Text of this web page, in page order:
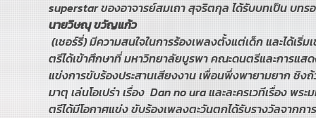
นายวิษณุ ขวัญแก้ว
ตรีได้เข้าศึกษาที่ มหาวิทยาลัยบูรพา คณะดนตรีและการแ
แข่งการขับร้องประสานเสียงงาน เพื่อนพึ่งพายามยาก ชิงถ้
มาตุ เล่นโอเปร่า เรื่อง  Dan no ura และละครเวทีเรื่อง
ตรีได้มีโอกาศแข่ง ขับร้องเพลงตะวันตกได้รับรางวัลจาก